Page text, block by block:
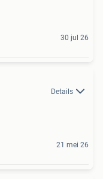
30 jul 26
Details
21 mei 26